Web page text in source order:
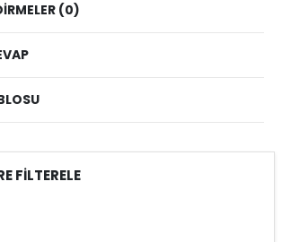
(0)
FİLTERELE